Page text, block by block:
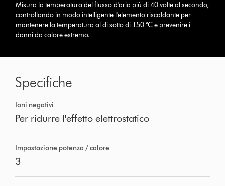
Misura la temperatura del flusso d'aria più di 40 volte al secondo,
controllando in modo intelligente l'elemento riscaldante per
mantenere la temperatura al di sotto di 150 °C e prevenire i
danni da calore estremo.
Specifiche
Ioni negativi
Per ridurre l'effetto elettrostatico
Impostazione potenza / calore
3